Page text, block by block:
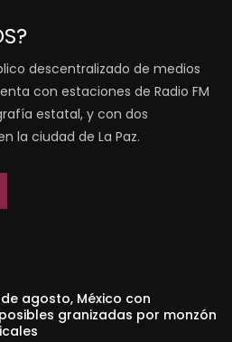
descentralizado de medios
con estaciones de Radio FM
estatal, y con dos
la ciudad de La Paz.
de agosto, México con
granizadas por monzón